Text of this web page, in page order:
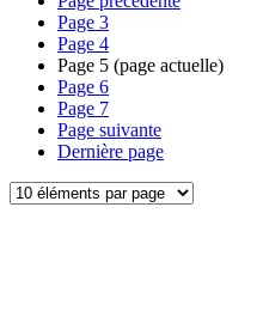
Page 3
Page 4
Page 5 (page actuelle)
Page 6
Page 7
Page suivante
Dernière page